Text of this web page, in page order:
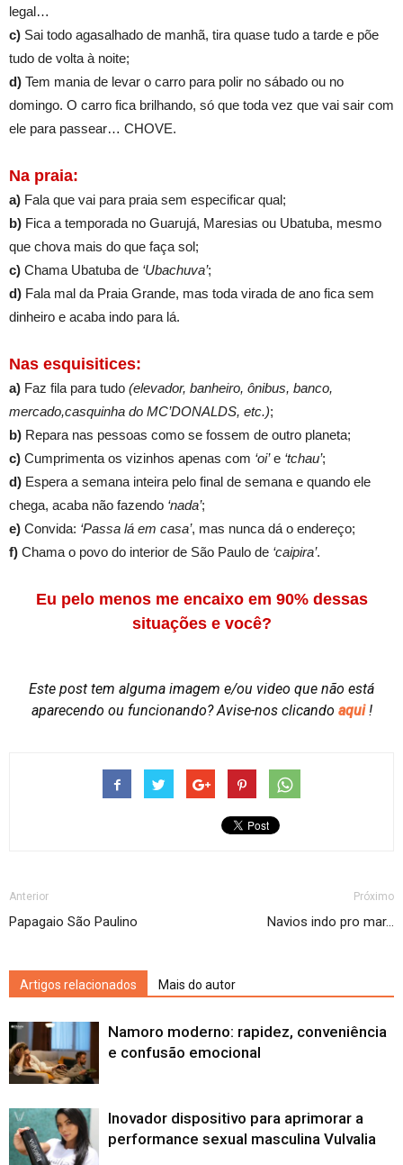
legal…
c) Sai todo agasalhado de manhã, tira quase tudo a tarde e põe
tudo de volta à noite;
d) Tem mania de levar o carro para polir no sábado ou no
domingo. O carro fica brilhando, só que toda vez que vai sair com
ele para passear… CHOVE.
Na praia:
a) Fala que vai para praia sem especificar qual;
b) Fica a temporada no Guarujá, Maresias ou Ubatuba, mesmo
que chova mais do que faça sol;
c) Chama Ubatuba de ‘Ubachuva’;
d) Fala mal da Praia Grande, mas toda virada de ano fica sem
dinheiro e acaba indo para lá.
Nas esquisitices:
a) Faz fila para tudo (elevador, banheiro, ônibus, banco,
mercado,casquinha do MC’DONALDS, etc.);
b) Repara nas pessoas como se fossem de outro planeta;
c) Cumprimenta os vizinhos apenas com ‘oi’e ‘tchau’;
d) Espera a semana inteira pelo final de semana e quando ele
chega, acaba não fazendo ‘nada’;
e) Convida: ‘Passa lá em casa’, mas nunca dá o endereço;
f) Chama o povo do interior de São Paulo de ‘caipira’.
Eu pelo menos me encaixo em 90% dessas
situações e você?
Este post tem alguma imagem e/ou video que não está
aparecendo ou funcionando? Avise-nos clicando aqui!
Anterior
Papagaio São Paulino
Próximo
Navios indo pro mar…
Artigos relacionados Mais do autor
Namoro moderno: rapidez, conveniência
e confusão emocional
Inovador dispositivo para aprimorar a
performance sexual masculina Vulvalia